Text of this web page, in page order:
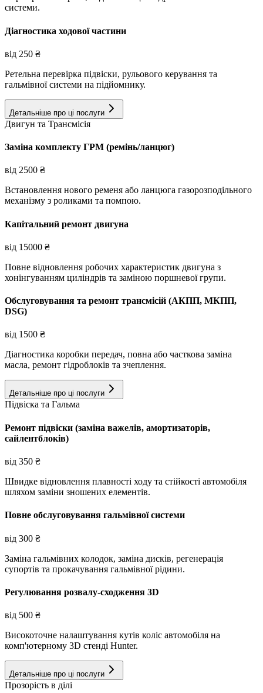
системи.
Діагностика ходової частини
від 250 ₴
Ретельна перевірка підвіски, рульового керування та
гальмівної системи на підйомнику.
Детальніше про ці послуги
Двигун та Трансмісія
Заміна комплекту ГРМ (ремінь/ланцюг)
від 2500 ₴
Встановлення нового ременя або ланцюга газорозподільного
механізму з роликами та помпою.
Капітальний ремонт двигуна
від 15000 ₴
Повне відновлення робочих характеристик двигуна з
хонінгуванням циліндрів та заміною поршневої групи.
Обслуговування та ремонт трансмісій (АКПП, МКПП,
DSG)
від 1500 ₴
Діагностика коробки передач, повна або часткова заміна
масла, ремонт гідроблоків та зчеплення.
Детальніше про ці послуги
Підвіска та Гальма
Ремонт підвіски (заміна важелів, амортизаторів,
сайлентблоків)
від 350 ₴
Швидке відновлення плавності ходу та стійкості автомобіля
шляхом заміни зношених елементів.
Повне обслуговування гальмівної системи
від 300 ₴
Заміна гальмівних колодок, заміна дисків, регенерація
супортів та прокачування гальмівної рідини.
Регулювання розвалу-сходження 3D
від 500 ₴
Високоточне налаштування кутів коліс автомобіля на
комп'ютерному 3D стенді Hunter.
Детальніше про ці послуги
Прозорість в ділі